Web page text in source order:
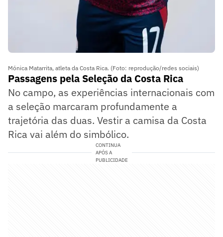
Mónica Matarrita, atleta da Costa Rica. (Foto: reprodução/redes sociais)
Passagens pela Seleção da Costa Rica
No campo, as experiências internacionais com
a seleção marcaram profundamente a
trajetória das duas. Vestir a camisa da Costa
Rica vai além do simbólico.
CONTINUA
APÓS A
PUBLICIDADE